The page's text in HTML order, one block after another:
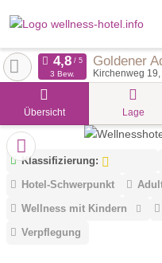
Goldener
Kirchenweg 19
3 Bew.
Übersicht Lage
Klassifizierung:
Hotel-Schwerpunkt
Wellness mit Kindern
Verpflegung